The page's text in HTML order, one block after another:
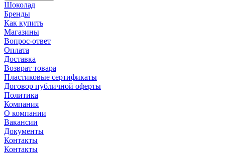
Шоколад
Бренды
Как купить
Магазины
Вопрос-ответ
Оплата
Доставка
Возврат товара
Пластиковые сертификаты
Договор публичной оферты
Политика
Компания
О компании
Вакансии
Документы
Контакты
Контакты